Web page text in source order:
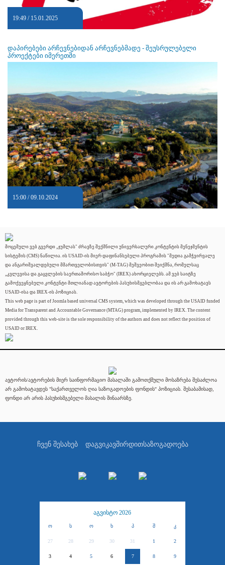
19:49 / 15.01.2025
დაპირებები არჩევნებიდან არჩევნებმადე - შეუსრულებელი
პროექტები იმერეთში
15:00 / 09.10.2024
მოცემული ვებ გვერდი „ჯუმლას" ძრავზე შექმნილი უნივერსალური კონტენტის მენეჯმენტის
სისტემის (CMS) ნაწილია. ის USAID-ის მიერ დაფინანსებული პროგრამის "მედია გამჭვირვალე
და ანგარიშვალდებული მმართველობისთვის" (M-TAG) მეშვეობით შეიქმნა, რომელსაც
„კვლევისა და გაცვლების საერთაშორისო საბჭო" (IREX) ახორციელებს. ამ ვებ საიტზე
გამოქვეყნებული კონტენტი მთლიანად ავტორების პასუხისმგებლობაა და ის არ გამოხატავს
USAID-ისა და IREX-ის პოზიციას.
This web page is part of Joomla based universal CMS system, which was developed through the USAID funded
Media for Transparent and Accountable Governance (MTAG) program, implemented by IREX. The content
provided through this web-site is the sole responsibility of the authors and does not reflect the position of
USAID or IREX.
ავტორის/ავტორების მიერ საინფორმაციო მასალაში გამოთქმული მოსაზრება შესაძლოა
არ გამოხატავდეს "საქართველოს ღია საზოგადოების ფონდის" პოზიციას. შესაბამისად,
ფონდი არ არის პასუხისმგებელი მასალის შინაარსზე.
ჩვენ შესახებ დაგვიკავშირდითსაზოგადოება
აგვისტო 2026
ო ს ო ხ პ შ კ
27 28 29 30 31 1 2
3 4 5 6 7 8 9